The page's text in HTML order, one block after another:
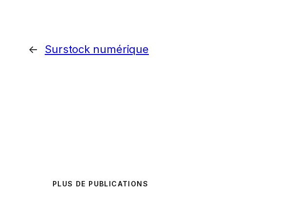
← Surstock numérique
PLUS DE PUBLICATIONS